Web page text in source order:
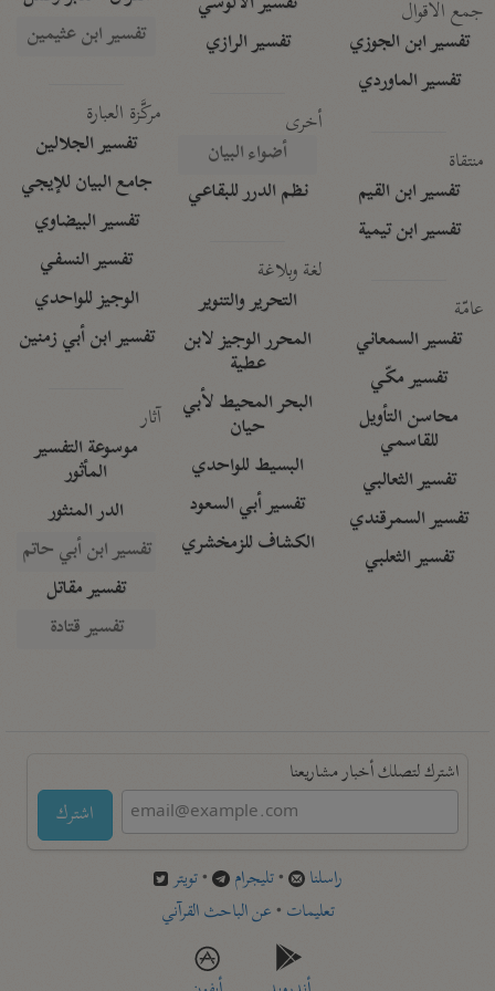
جمع الأقوال
تفسير ابن الجوزي
تفسير الماوردي
منتقاة
تفسير ابن القيم
تفسير ابن تيمية
عامّة
تفسير السمعاني
تفسير مكّي
محاسن التأويل
للقاسمي
تفسير الثعالبي
تفسير السمرقندي
تفسير الثعلبي
تفسير الرازي
أخرى
أضواء البيان
نظم الدرر للبقاعي
لغة وبلاغة
التحرير والتنوير
المحرر الوجيز لابن
عطية
البحر المحيط لأبي
حيان
البسيط للواحدي
تفسير أبي السعود
الكشاف للزمخشري
تفسير ابن عثيمين
مركَّزة العبارة
تفسير الجلالين
جامع البيان للإيجي
تفسير البيضاوي
تفسير النسفي
الوجيز للواحدي
تفسير ابن أبي زمنين
آثار
موسوعة التفسير
المأثور
الدر المنثور
تفسير ابن أبي حاتم
تفسير مقاتل
تفسير قتادة
اشترك لتصلك أخبار مشاريعنا
اشترك
راسلنا •تليجرام •تويتر
تعليمات •عن الباحث القرآني